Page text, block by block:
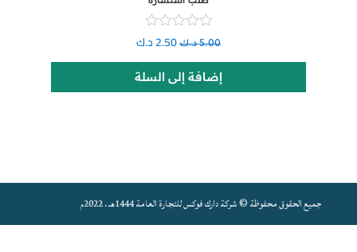
5.00 د.ك 2.50د.ك
إضافة إلى السلة
جميع الحقوق محفوظة © شركة دارك فوكس للتجارة العامة 1444هـ ، 2022م